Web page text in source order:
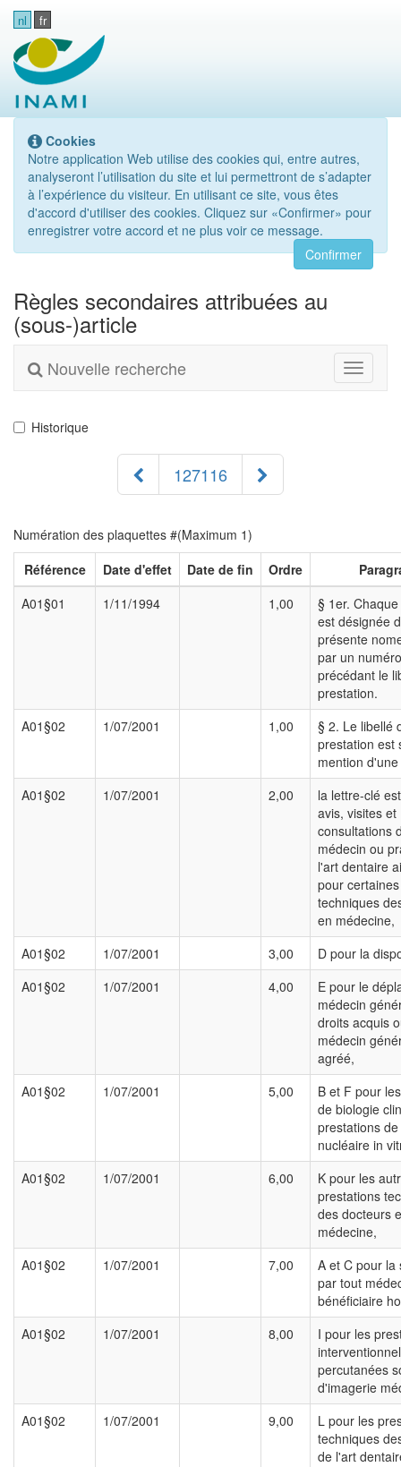
nl fr
Cookies
Notre application Web utilise des cookies qui, entre autres,
analyseront l’utilisation du site et lui permettront de s’adapter
à l’expérience du visiteur. En utilisant ce site, vous êtes
d'accord d'utiliser des cookies. Cliquez sur «Confirmer» pour
enregistrer votre accord et ne plus voir ce message.
Confirmer
Règles secondaires attribuées au
(sous-)article
Toggle
Nouvelle recherche
Historique
127116
Numération des plaquettes #(Maximum 1)
Référence
Date d'effet Date de fin Ordre
A01§01
1/11/1994 1,00
§ 1er.
est désignée
présente
par un
précédant le
prestation.
A01§02
1/07/2001 1,00
§ 2. Le libellé
prestation est
mention
A01§02
1/07/2001 2,00
la lettre-clé
avis, visites et
consultations
médecin ou
l'art dentaire
pour
techniques
en médecine,
A01§02
1/07/2001 3,00
D pour la
A01§02
1/07/2001 4,00
E pour le
médecin
droits acquis
médecin
agréé,
A01§02
1/07/2001 5,00
B et F pour
de biologie
prestations
nucléaire in
A01§02
1/07/2001 6,00
K pour les
prestations
des docteurs
médecine,
A01§02
1/07/2001 7,00
A et C pour la
par tout
bénéficiaire
A01§02
1/07/2001 8,00
I pour les
percutanées
d'imagerie
A01§02
1/07/2001 9,00
L pour les
techniques
de l'art